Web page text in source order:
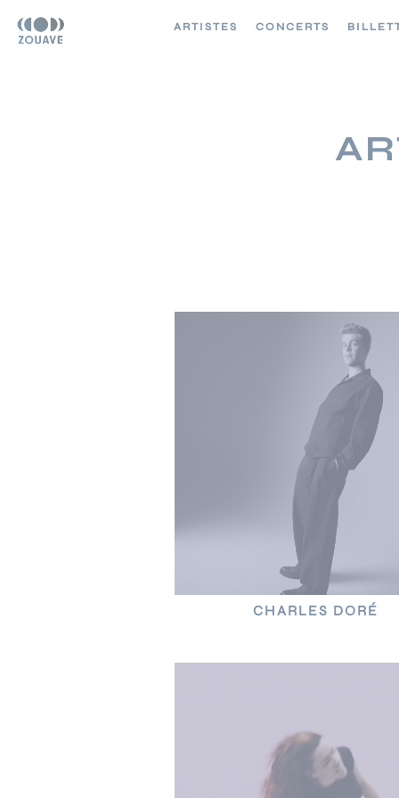
ARTISTES CONCERTS
CHARLES DORÉ